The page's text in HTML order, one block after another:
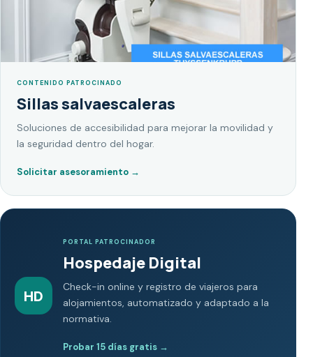
CONTENIDO PATROCINADO
Sillas salvaescaleras
Soluciones de accesibilidad para mejorar la movilidad y
la seguridad dentro del hogar.
Solicitar asesoramiento →
HD
PORTAL PATROCINADOR
Hospedaje Digital
Check-in online y registro de viajeros para
alojamientos, automatizado y adaptado a la
normativa.
Probar 15 días gratis →